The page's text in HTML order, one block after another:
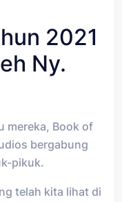
2021
Ny.
mereka, Book of
bergabung
pikuk.
telah kita lihat di